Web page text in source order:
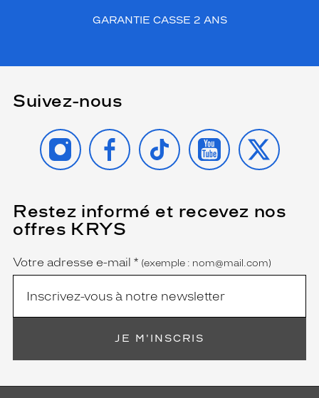
GARANTIE CASSE 2 ANS
Suivez-nous
INSTAGRAMFACEBOOK
TIKTOK YOUTUBE
X
Restez informé et recevez nos
offres KRYS
Name
Votre adresse e-mail *
(Ce
champ
est
obligatoire)
(exemple : nom@mail.com)
JE M'INSCRIS